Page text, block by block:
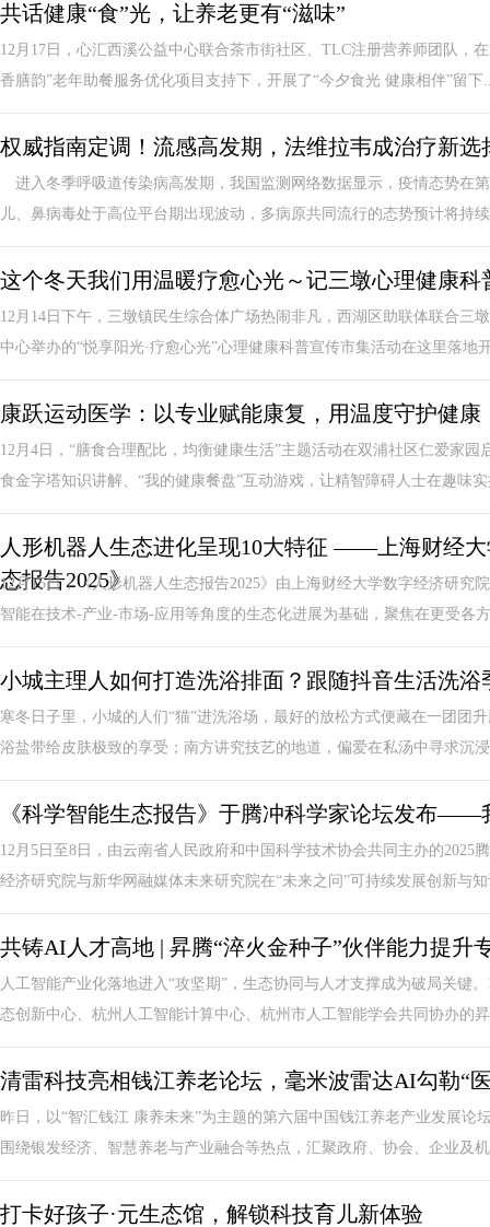
共话健康“食”光，让养老更有“滋味”
12月17日，心汇西溪公益中心联合茶市街社区、TLC注册营养师团队
香膳韵”老年助餐服务优化项目支持下，开展了“今夕食光 健康相伴”留下
权威指南定调！流感高发期，法维拉韦成治疗新选
进入冬季呼吸道传染病高发期，我国监测网络数据显示，疫情态势在
儿、鼻病毒处于高位平台期出现波动，多病原共同流行的态势预计将
这个冬天我们用温暖疗愈心光～记三墩心理健康科
12月14日下午，三墩镇民生综合体广场热闹非凡，西湖区助联体联合三
中心举办的“悦享阳光·疗愈心光”心理健康科普宣传市集活动在这里落地
康跃运动医学：以专业赋能康复，用温度守护健康
12月4日，“膳食合理配比，均衡健康生活”主题活动在双浦社区仁爱家
食金字塔知识讲解、“我的健康餐盘”互动游戏，让精智障碍人士在趣味
人形机器人生态进化呈现10大特征 ——上海财经
态报告2025》
12月15日，《人形机器人生态报告2025》由上海财经大学数字经济研究
智能在技术-产业-市场-应用等角度的生态化进展为基础，聚焦在更受各
小城主理人如何打造洗浴排面？跟随抖音生活洗浴
寒冬日子里，小城的人们“猫”进洗浴场，最好的放松方式便藏在一团团
浴盐带给皮肤极致的享受；南方讲究技艺的地道，偏爱在私汤中寻求沉
《科学智能生态报告》于腾冲科学家论坛发布——
12月5日至8日，由云南省人民政府和中国科学技术协会共同主办的2025
经济研究院与新华网融媒体未来研究院在“未来之问”可持续发展创新与
共铸AI人才高地 | 昇腾“淬火金种子”伙伴能力提升
人工智能产业化落地进入“攻坚期”，生态协同与人才支撑成为破局关键
态创新中心、杭州人工智能计算中心、杭州市人工智能学会共同协办的
清雷科技亮相钱江养老论坛，毫米波雷达AI勾勒“
昨日，以“智汇钱江 康养未来”为主题的第六届中国钱江养老产业发展
围绕银发经济、智慧养老与产业融合等热点，汇聚政府、协会、企业及
打卡好孩子·元生态馆，解锁科技育儿新体验